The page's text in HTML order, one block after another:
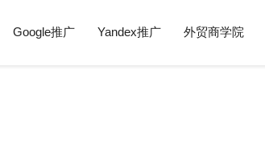
Google推广 Yandex推广 外贸商学院